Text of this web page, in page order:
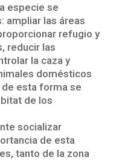
especie se
ampliar las áreas
refugio y
reducir las
la caza y
domésticos
esta forma se
de los
socializar
de esta
tanto de la zona